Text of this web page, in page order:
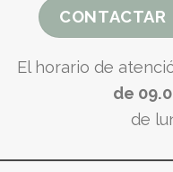
CONTACTAR
El horario de
de
de